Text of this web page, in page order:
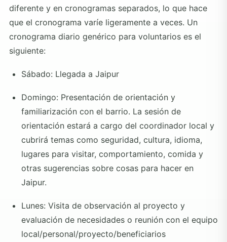
diferente y en cronogramas separados, lo que hace
que el cronograma varíe ligeramente a veces. Un
cronograma diario genérico para voluntarios es el
siguiente:
Sábado: Llegada a Jaipur
Domingo: Presentación de orientación y
familiarización con el barrio. La sesión de
orientación estará a cargo del coordinador local y
cubrirá temas como seguridad, cultura, idioma,
lugares para visitar, comportamiento, comida y
otras sugerencias sobre cosas para hacer en
Jaipur.
Lunes: Visita de observación al proyecto y
evaluación de necesidades o reunión con el equipo
local/personal/proyecto/beneficiarios